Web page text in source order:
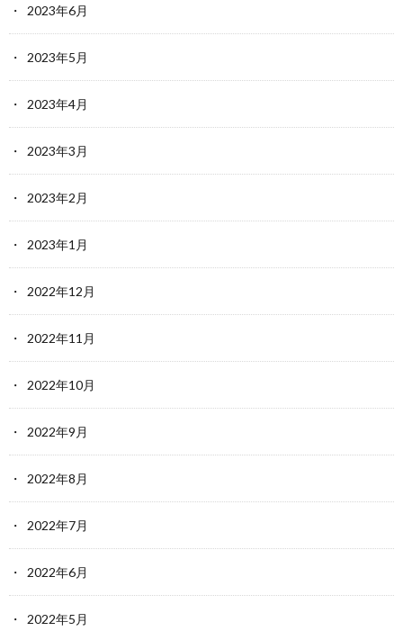
2023年6月
2023年5月
2023年4月
2023年3月
2023年2月
2023年1月
2022年12月
2022年11月
2022年10月
2022年9月
2022年8月
2022年7月
2022年6月
2022年5月